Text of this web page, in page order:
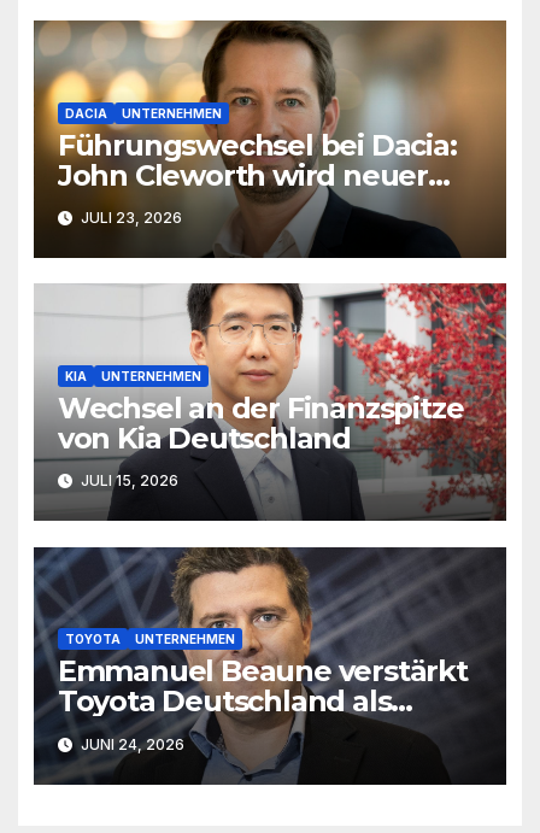
DACIA UNTERNEHMEN
Führungswechsel bei Dacia:
John Cleworth wird neuer
Produktchef
JULI 23, 2026
KIA UNTERNEHMEN
Wechsel an der Finanzspitze
von Kia Deutschland
JULI 15, 2026
TOYOTA UNTERNEHMEN
Emmanuel Beaune verstärkt
Toyota Deutschland als
Marketingleiter
JUNI 24, 2026